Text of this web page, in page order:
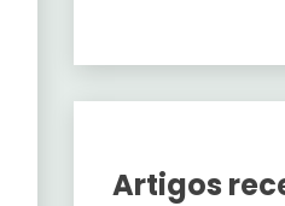
Artigos